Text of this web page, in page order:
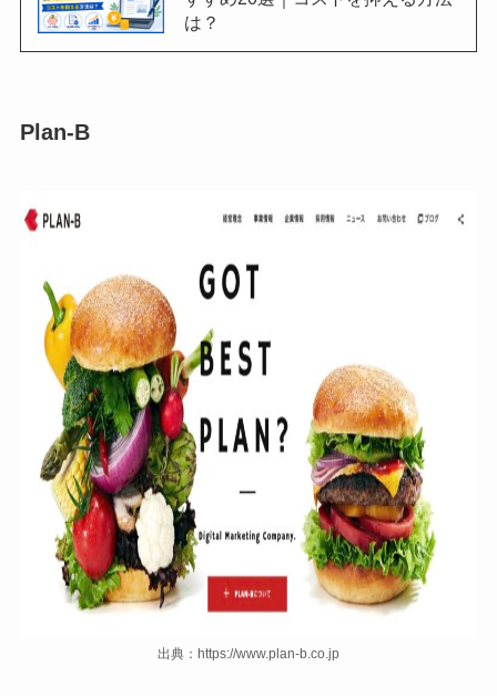
は？
Plan-B
出典：https://www.plan-b.co.jp